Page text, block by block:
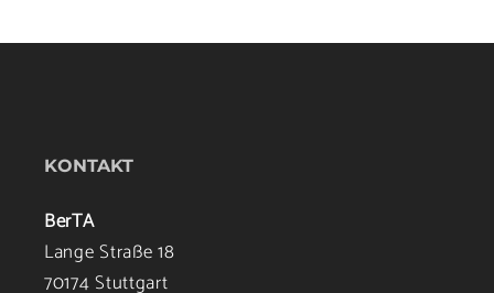
KONTAKT
BerTA
Lange Straße 18
70174 Stuttgart